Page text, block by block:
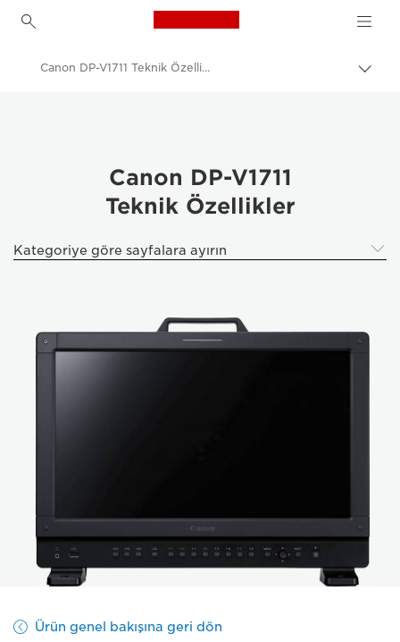
Canon Logo, back to
İçerik
Canon DP-V1711 - Video Kameralar
Canon DP-V1711 Teknik Özellikleri
Canon DP-V1711
Teknik Özellikler
Kategoriye göre sayfalara ayırın
Ürün genel bakışına geri dön